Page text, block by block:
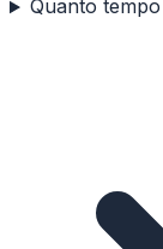
Quanto